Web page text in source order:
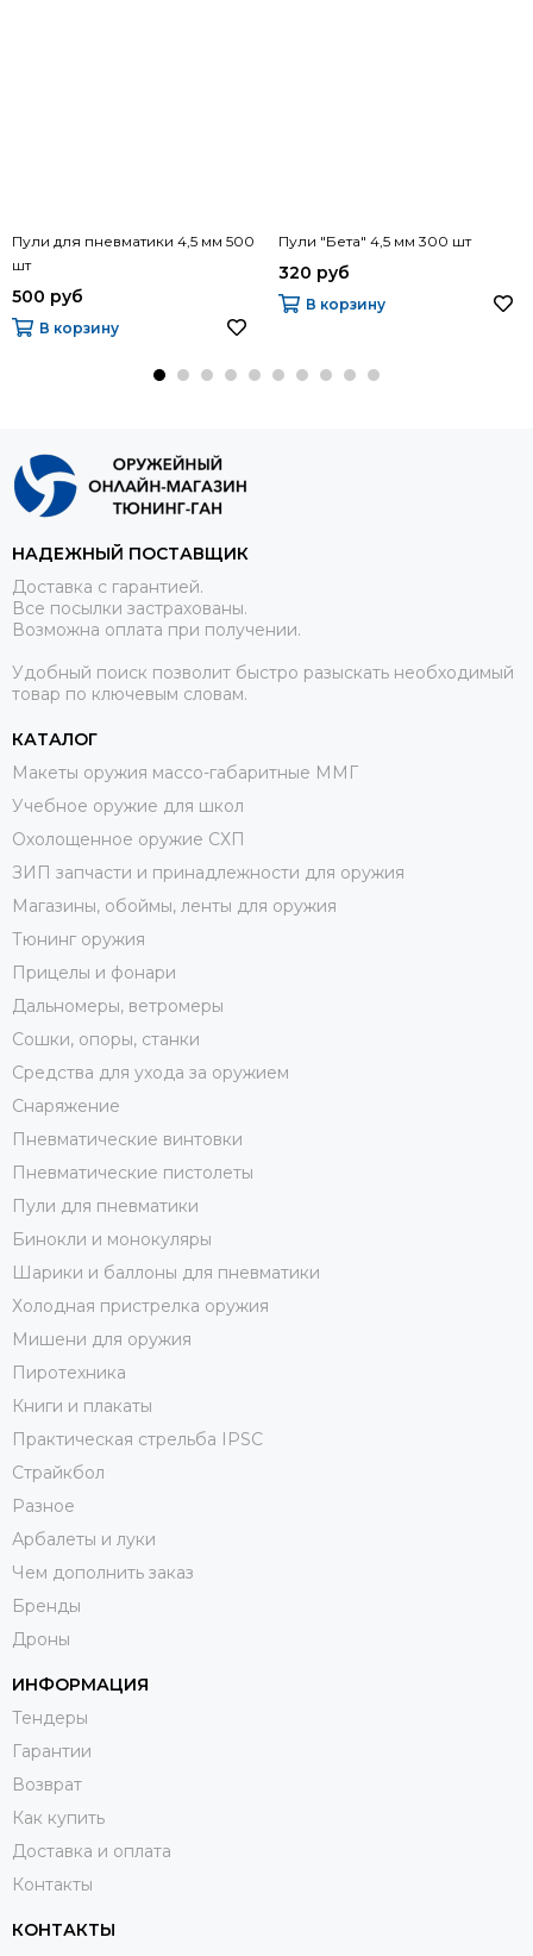
Пули для пневматики 4,5 мм 500
шт
500 руб
В корзину
Пули "Бета" 4,5 мм 300 шт
320 руб
В корзину
НАДЕЖНЫЙ ПОСТАВЩИК
Доставка с гарантией.
Все посылки застрахованы.
Возможна оплата при получении.
Удобный поиск позволит быстро разыскать необходимый
товар по ключевым словам.
КАТАЛОГ
Макеты оружия массо-габаритные ММГ
Учебное оружие для школ
Охолощенное оружие СХП
ЗИП запчасти и принадлежности для оружия
Магазины, обоймы, ленты для оружия
Тюнинг оружия
Прицелы и фонари
Дальномеры, ветромеры
Сошки, опоры, станки
Средства для ухода за оружием
Снаряжение
Пневматические винтовки
Пневматические пистолеты
Пули для пневматики
Бинокли и монокуляры
Шарики и баллоны для пневматики
Холодная пристрелка оружия
Мишени для оружия
Пиротехника
Книги и плакаты
Практическая стрельба IPSC
Страйкбол
Разное
Арбалеты и луки
Чем дополнить заказ
Бренды
Дроны
ИНФОРМАЦИЯ
Тендеры
Гарантии
Возврат
Как купить
Доставка и оплата
Контакты
КОНТАКТЫ